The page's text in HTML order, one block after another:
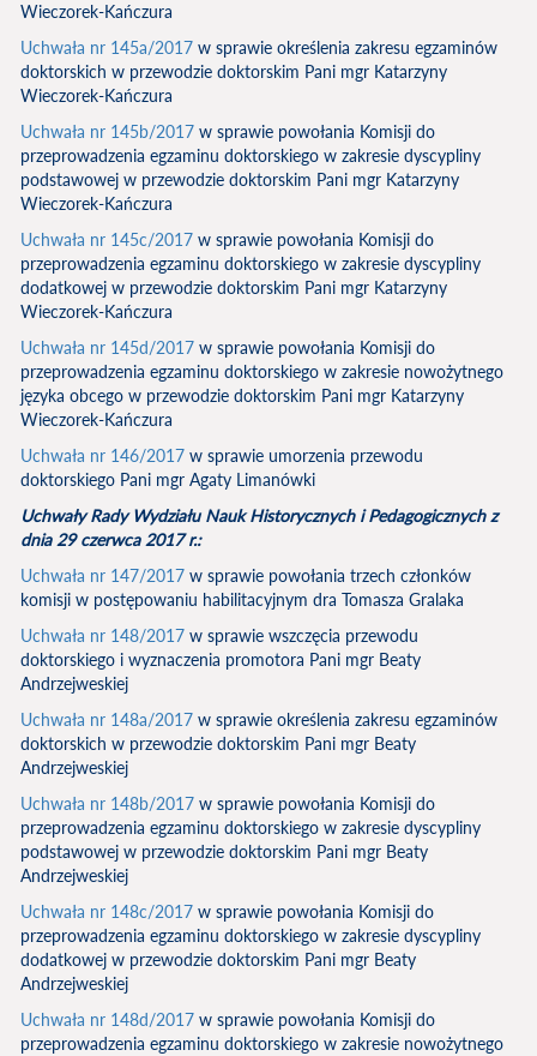
Wieczorek-Kańczura
Uchwała nr 145a/2017 w sprawie określenia zakresu egzaminów
doktorskich w przewodzie doktorskim Pani mgr Katarzyny
Wieczorek-Kańczura
Uchwała nr 145b/2017 w sprawie powołania Komisji do
przeprowadzenia egzaminu doktorskiego w zakresie dyscypliny
podstawowej w przewodzie doktorskim Pani mgr Katarzyny
Wieczorek-Kańczura
Uchwała nr 145c/2017 w sprawie powołania Komisji do
przeprowadzenia egzaminu doktorskiego w zakresie dyscypliny
dodatkowej w przewodzie doktorskim Pani mgr Katarzyny
Wieczorek-Kańczura
Uchwała nr 145d/2017 w sprawie powołania Komisji do
przeprowadzenia egzaminu doktorskiego w zakresie nowożytnego
języka obcego w przewodzie doktorskim Pani mgr Katarzyny
Wieczorek-Kańczura
Uchwała nr 146/2017 w sprawie umorzenia przewodu
doktorskiego Pani mgr Agaty Limanówki
Uchwały Rady Wydziału Nauk Historycznych i Pedagogicznych z
dnia 29 czerwca 2017 r.:
Uchwała nr 147/2017 w sprawie powołania trzech członków
komisji w postępowaniu habilitacyjnym dra Tomasza Gralaka
Uchwała nr 148/2017 w sprawie wszczęcia przewodu
doktorskiego i wyznaczenia promotora Pani mgr Beaty
Andrzejweskiej
Uchwała nr 148a/2017 w sprawie określenia zakresu egzaminów
doktorskich w przewodzie doktorskim Pani mgr Beaty
Andrzejweskiej
Uchwała nr 148b/2017 w sprawie powołania Komisji do
przeprowadzenia egzaminu doktorskiego w zakresie dyscypliny
podstawowej w przewodzie doktorskim Pani mgr Beaty
Andrzejweskiej
Uchwała nr 148c/2017 w sprawie powołania Komisji do
przeprowadzenia egzaminu doktorskiego w zakresie dyscypliny
dodatkowej w przewodzie doktorskim Pani mgr Beaty
Andrzejweskiej
Uchwała nr 148d/2017 w sprawie powołania Komisji do
przeprowadzenia egzaminu doktorskiego w zakresie nowożytnego